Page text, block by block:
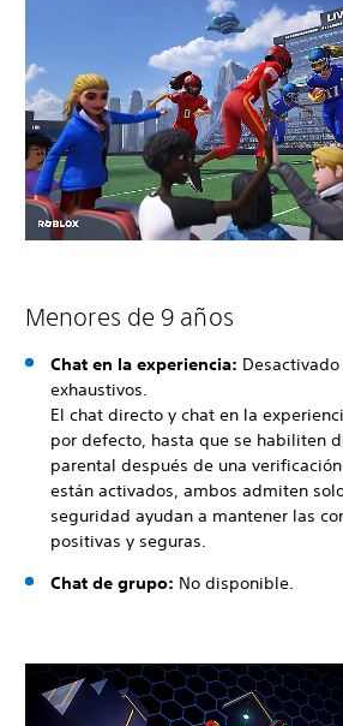
Menores de 9 años
Chat en la experiencia:
exhaustivos.
El chat directo y chat en la
por defecto, hasta que se habiliten
parental después de una
están activados, ambos admiten
seguridad ayudan a mantener las
positivas y seguras.
Chat de grupo: No disponible.